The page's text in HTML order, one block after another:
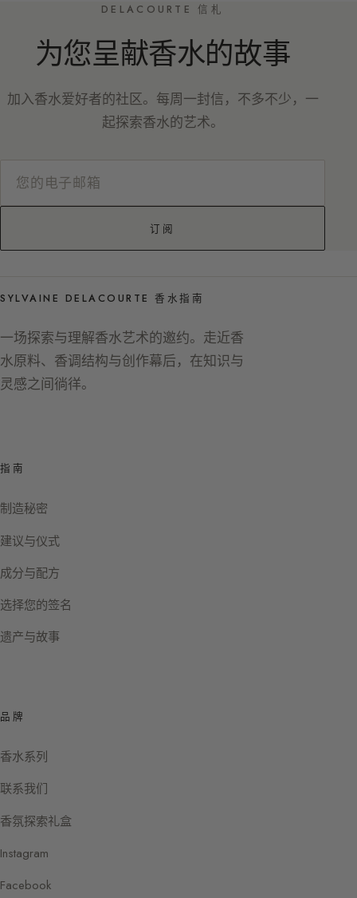
DELACOURTE 信札
为您呈献香水的故事
加入香水爱好者的社区。每周一封信，不多不少，一
起探索香水的艺术。
订阅
SYLVAINE DELACOURTE 香水指南
一场探索与理解香水艺术的邀约。走近香
水原料、香调结构与创作幕后，在知识与
灵感之间徜徉。
指南
制造秘密
建议与仪式
成分与配方
选择您的签名
遗产与故事
品牌
香水系列
联系我们
香氛探索礼盒
Instagram
Facebook